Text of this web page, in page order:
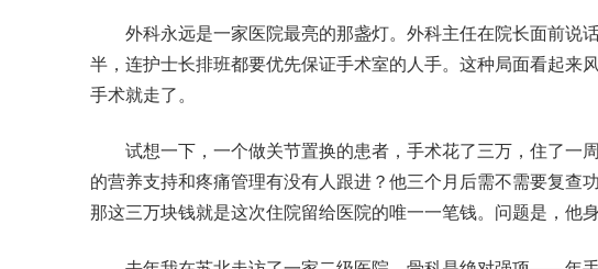
外科永远是一家医院最亮的那盏灯。外科主任在院长面前说
半，连护士长排班都要优先保证手术室的人手。这种局面看起来
手术就走了。
试想一下，一个做关节置换的患者，手术花了三万，住了一
的营养支持和疼痛管理有没有人跟进？他三个月后需不需要复查
那这三万块钱就是这次住院留给医院的唯一一笔钱。问题是，他